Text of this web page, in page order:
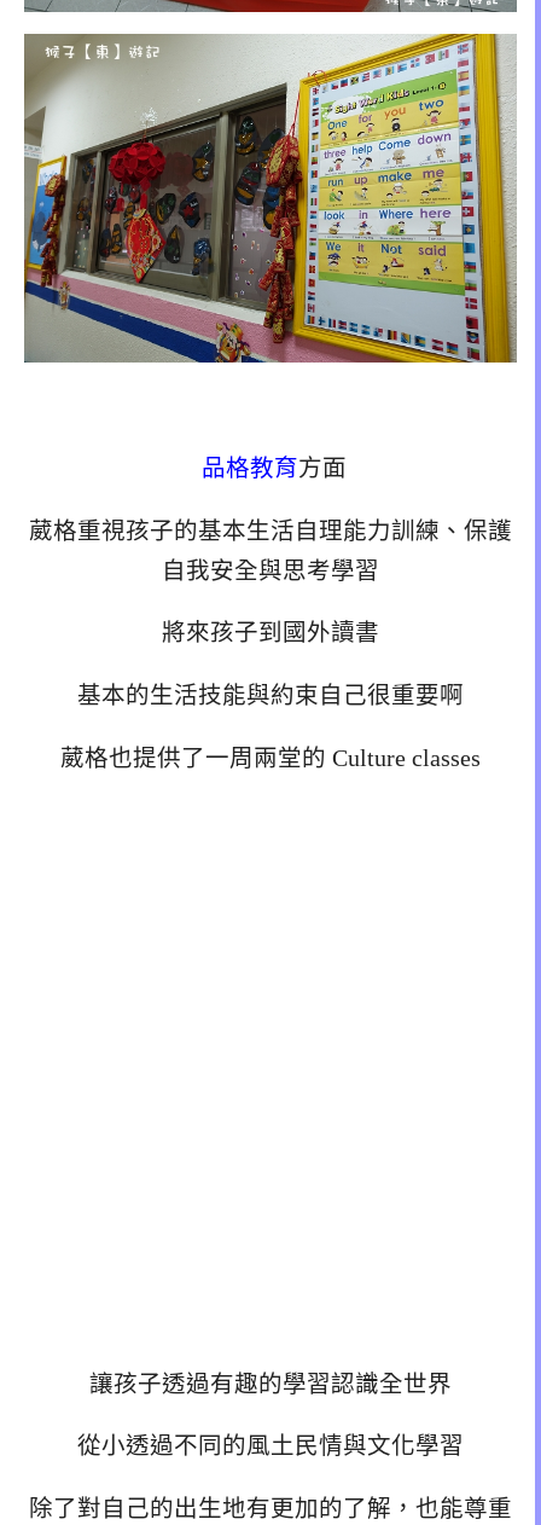
品格教育方面
葳格重視孩子的基本生活自理能力訓練、保護
自我安全與思考學習
將來孩子到國外讀書
基本的生活技能與約束自己很重要啊
葳格也提供了一周兩堂的 Culture classes
讓孩子透過有趣的學習認識全世界
從小透過不同的風土民情與文化學習
除了對自己的出生地有更加的了解，也能尊重